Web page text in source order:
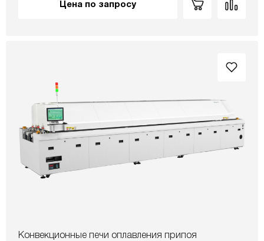
Цена по запросу
Конвекционные печи оплавления припоя